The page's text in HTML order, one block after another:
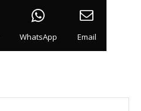
WhatsApp Email